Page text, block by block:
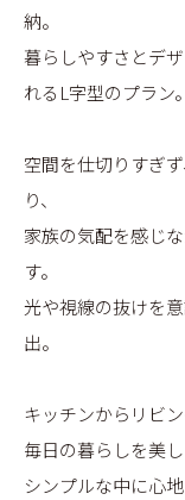
納。
暮らしやすさとデ
れるL字型のプラン。
空間を仕切りすぎ
り、
家族の気配を感じ
す。
光や視線の抜けを
出。
キッチンからリビ
毎日の暮らしを美し
シンプルな中に心